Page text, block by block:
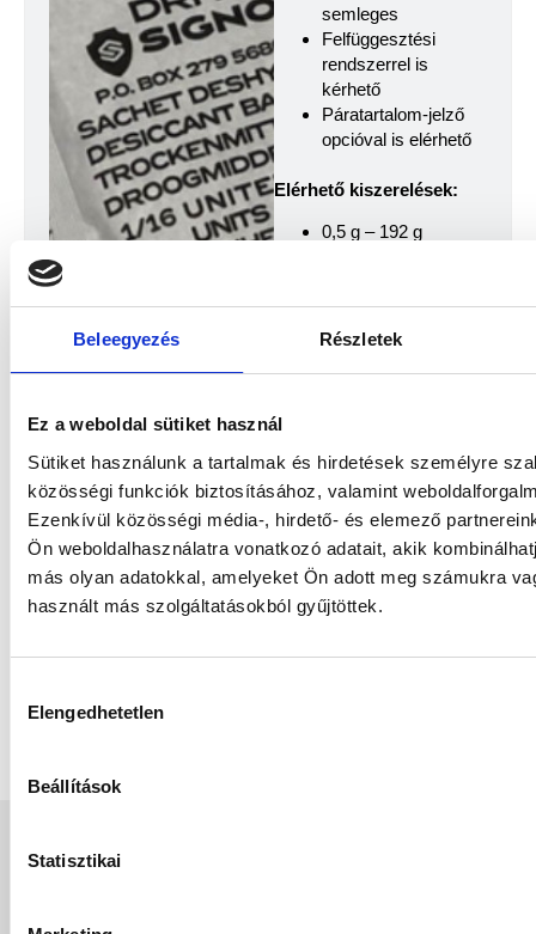
Beleegyezés Részletek
Ez a weboldal sütiket használ
Sütiket használunk a tartalmak és hirdetések személyre
közösségi funkciók biztosításához, valamint
Ezenkívül közösségi média-, hirdető- és elemező
Ön weboldalhasználatra vonatkozó adatait, akik
más olyan adatokkal, amelyeket Ön adott meg számukra
használt más szolgáltatásokból gyűjtöttek.
kiválasztása
Elengedhetetlen
Beállítások
Statisztikai
semleges
Felfüggesztési
rendszerrel is
kérhető
Páratartalom-jelző
opcióval is elérhető
Elérhető kiszerelések:
0,5 g – 192 g
kapacitás DIN 1
egységnél (40%
relatív páratartalom,
23°C)
Csomagolás:
Költséghatékony,
könnyen
TERMÉKKATALÓGUS